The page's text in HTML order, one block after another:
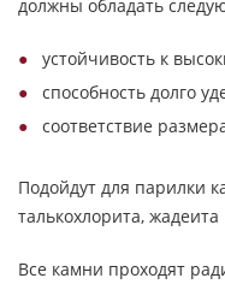
должны обладать
устойчивость к
способность долго
соответствие
Подойдут для парилки
талькохлорита,
Все камни проходят